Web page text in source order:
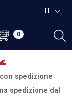
0
IT
spedizione
spedizione dal